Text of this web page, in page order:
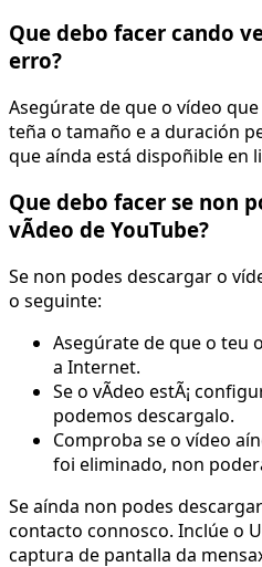
Que debo facer cando
erro?
Asegúrate de que o vídeo
teña o tamaño e a duración
que aínda está dispoñible en
Que debo facer se non
vÃdeo de YouTube?
Se non podes descargar o
o seguinte:
Asegúrate de que o teu
a Internet.
Se o vÃdeo estÃ¡
podemos descargalo.
Comproba se o vídeo
foi eliminado, non
Se aínda non podes
contacto connosco. Inclúe o
captura de pantalla da